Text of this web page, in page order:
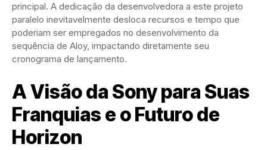
principal. A dedicação da desenvolvedora a este projeto
paralelo inevitavelmente desloca recursos e tempo que
poderiam ser empregados no desenvolvimento da
sequência de Aloy, impactando diretamente seu
cronograma de lançamento.
A Visão da Sony para Suas
Franquias e o Futuro de
Horizon